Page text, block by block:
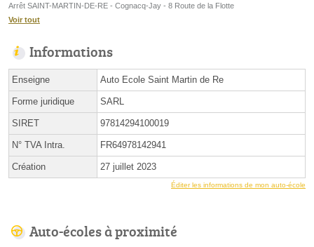
Arrêt SAINT-MARTIN-DE-RE - Cognacq-Jay - 8 Route de la Flotte
Voir tout
Informations
Enseigne Auto Ecole Saint Martin de Re
Forme juridique SARL
SIRET 97814294100019
N° TVA Intra. FR64978142941
Création 27 juillet 2023
Éditer les informations de mon auto-école
Auto-écoles à proximité